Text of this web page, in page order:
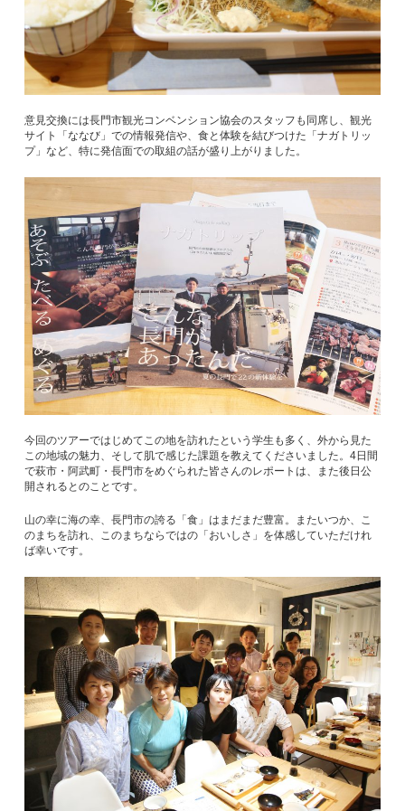
意見交換には長門市観光コンベンション協会のスタッフも同席し、観光
サイト「ななび」での情報発信や、食と体験を結びつけた「ナガトリッ
プ」など、特に発信面での取組の話が盛り上がりました。
今回のツアーではじめてこの地を訪れたという学生も多く、外から見た
この地域の魅力、そして肌で感じた課題を教えてくださいました。4日間
で萩市・阿武町・長門市をめぐられた皆さんのレポートは、また後日公
開されるとのことです。
山の幸に海の幸、長門市の誇る「食」はまだまだ豊富。またいつか、こ
のまちを訪れ、このまちならではの「おいしさ」を体感していただけれ
ば幸いです。